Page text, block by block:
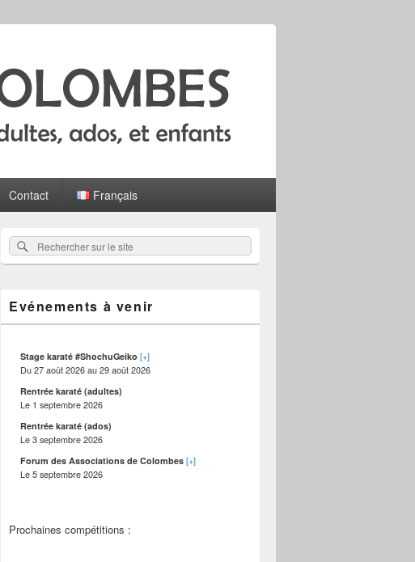
Contact Français
Zone
principale
de
barre
Rechercher :
Rechercher
sur
site
Evénements à venir
Stage karaté #ShochuGeiko [+]
Du27 août 2026au29 août 2026
Rentrée karaté (adultes)
Le 1 septembre 2026
Rentrée karaté (ados)
Le3 septembre 2026
Forum des Associations de Colombes [+]
Le5 septembre 2026
Prochaines compétitions :